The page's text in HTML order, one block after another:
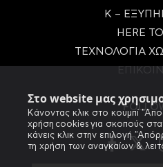
Στο website μας
Κάνοντας κλικ στο κουμπί
χρήση cookies για σκοπούς
κάνεις κλικ στην επιλογή
τη χρήση των αναγκαίων &
Κ –
HERE
ΤΕΧΝΟΛΟΓΙΑ